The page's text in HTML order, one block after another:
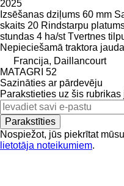
2025
Izsēšanas dziļums 60 mm
skaits 20 Rindstarpu
stundas 4 ha/st Tvertnes
Nepieciešamā traktora jauda
Francija, Daillancourt
MATAGRI 52
Sazināties ar pārdevēju
Parakstieties uz šis
Parakstīties
Nospiežot, jūs piekrītat mūsu
lietotāja noteikumiem.